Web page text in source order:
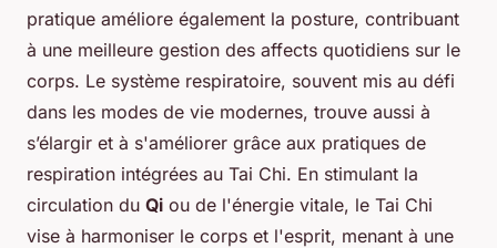
pratique améliore également la posture, contribuant
à une meilleure gestion des affects quotidiens sur le
corps. Le système respiratoire, souvent mis au défi
dans les modes de vie modernes, trouve aussi à
s’élargir et à s'améliorer grâce aux pratiques de
respiration intégrées au Tai Chi. En stimulant la
circulation du Qi ou de l'énergie vitale, le Tai Chi
vise à harmoniser le corps et l'esprit, menant à une